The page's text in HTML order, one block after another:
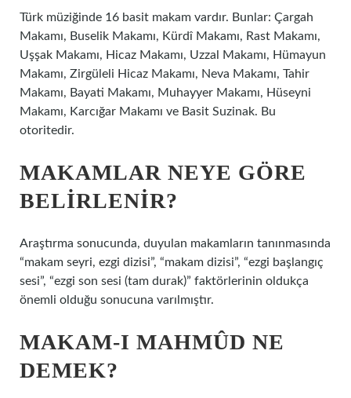
Türk müziğinde 16 basit makam vardır. Bunlar: Çargah
Makamı, Buselik Makamı, Kürdî Makamı, Rast Makamı,
Uşşak Makamı, Hicaz Makamı, Uzzal Makamı, Hümayun
Makamı, Zirgüleli Hicaz Makamı, Neva Makamı, Tahir
Makamı, Bayati Makamı, Muhayyer Makamı, Hüseyni
Makamı, Karcığar Makamı ve Basit Suzinak. Bu
otoritedir.
MAKAMLAR NEYE GÖRE
BELIRLENIR?
Araştırma sonucunda, duyulan makamların tanınmasında
“makam seyri, ezgi dizisi”, “makam dizisi”, “ezgi başlangıç ​​
sesi”, “ezgi son sesi (tam durak)” faktörlerinin oldukça
önemli olduğu sonucuna varılmıştır.
MAKAM-I MAHMÛD NE
DEMEK?